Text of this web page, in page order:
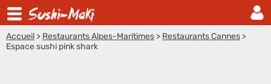
Accueil > Restaurants Alpes-Maritimes > Restaurants Cannes >
Espace sushi pink shark